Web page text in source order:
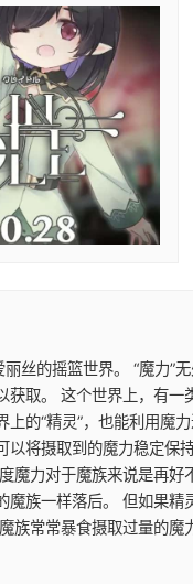
丝的摇篮世界。 “魔力
获取。 这个世界上，有
上的“精灵”，也能利用
以将摄取到的魔力稳定
魔力对于魔族来说是再
魔族一样落后。 但如果
族常常暴食摄取过量的